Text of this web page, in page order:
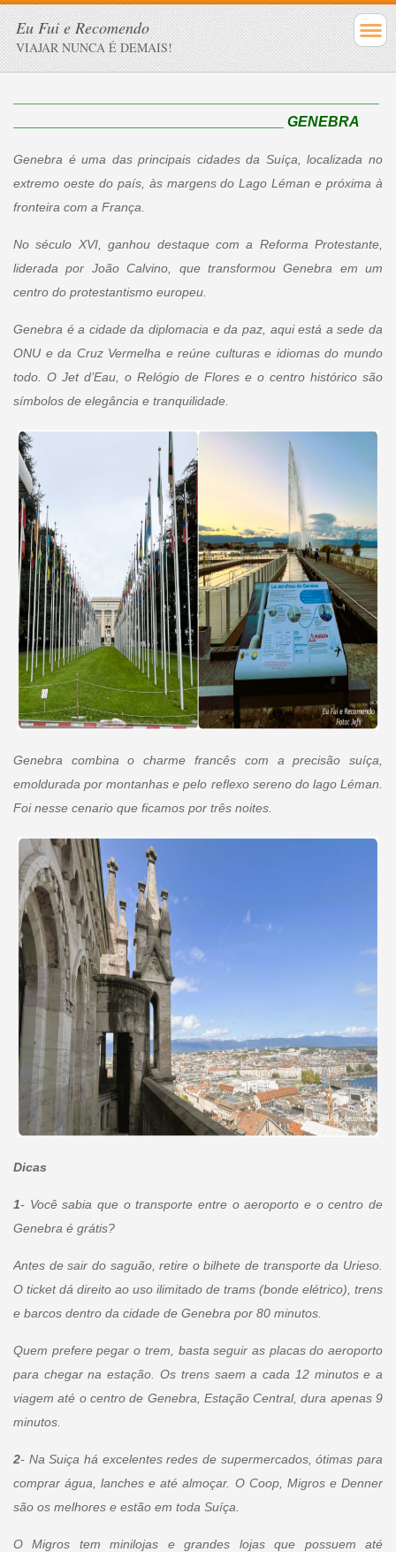
Eu Fui e Recomendo
VIAJAR NUNCA É DEMAIS!
GENEBRA
Genebra é uma das principais cidades da Suíça, localizada no
extremo oeste do país, às margens do Lago Léman e próxima à
fronteira com a França.
No século XVI, ganhou destaque com a Reforma Protestante,
liderada por João Calvino, que transformou Genebra em um
centro do protestantismo europeu.
Genebra é a cidade da diplomacia e da paz, aqui está a sede da
ONU e da Cruz Vermelha e reúne culturas e idiomas do mundo
todo. O Jet d’Eau, o Relógio de Flores e o centro histórico são
símbolos de elegância e tranquilidade.
Genebra combina o charme francês com a precisão suíça,
emoldurada por montanhas e pelo reflexo sereno do lago Léman.
Foi nesse cenario que ficamos por três noites.
Dicas
1- Você sabia que o transporte entre o aeroporto e o centro de
Genebra é grátis?
Antes de sair do saguão, retire o bilhete de transporte da Urieso.
O ticket dá direito ao uso ilimitado de trams (bonde elétrico), trens
e barcos dentro da cidade de Genebra por 80 minutos.
Quem prefere pegar o trem, basta seguir as placas do aeroporto
para chegar na estação. Os trens saem a cada 12 minutos e a
viagem até o centro de Genebra, Estação Central, dura apenas 9
minutos.
2- Na Suiça há excelentes redes de supermercados, ótimas para
comprar água, lanches e até almoçar. O Coop, Migros e Denner
são os melhores e estão em toda Suíça.
O Migros tem minilojas e grandes lojas que possuem até